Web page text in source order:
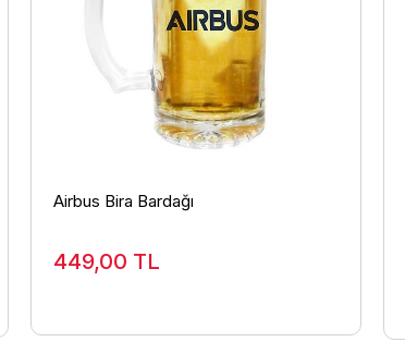
Airbus Bira Bardağı
449,00 TL